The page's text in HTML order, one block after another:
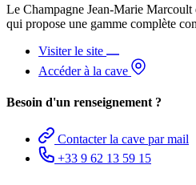
Le Champagne Jean-Marie
qui propose une gamme complète
Visiter le site
Accéder à la cave
Besoin d'un renseignement ?
Contacter la cave par mail
+33 9 62 13 59 15